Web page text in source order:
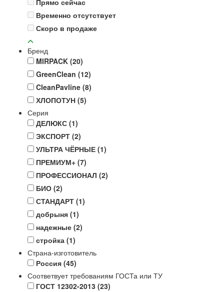
Прямо сейчас
Временно отсутствует
Скоро в продаже
Бренд
MIRPACK (20)
GreenClean (12)
CleanPavline (8)
ХЛОПОТУН (5)
Серия
ДЕЛЮКС (1)
ЭКСПОРТ (2)
УЛЬТРА ЧЁРНЫЕ (1)
ПРЕМИУМ+ (7)
ПРОФЕССИОНАЛ (2)
БИО (2)
СТАНДАРТ (1)
добрыня (1)
надежные (2)
стройка (1)
Страна-изготовитель
Россия (45)
Соответвует требованиям ГОСТа или ТУ
ГОСТ 12302-2013 (23)